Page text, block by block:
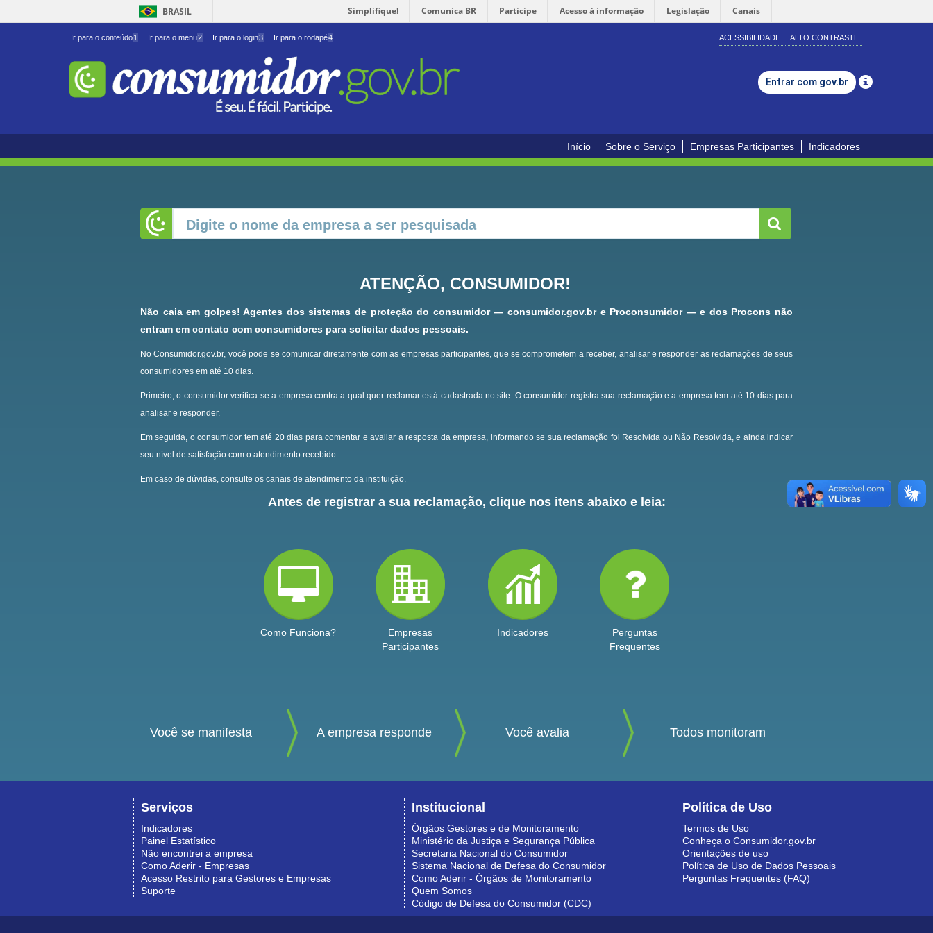
BRASIL Simplifique! Comunica BR Participe Acesso à informação Legislação Canais
Ir para o conteúdo1 Ir para o menu2 Ir para o login3 Ir para o rodapé4 ACESSIBILIDADE ALTO CONTRASTE
Entrar com gov.br
Início Sobre o Serviço Empresas Participantes Indicadores
ATENÇÃO, CONSUMIDOR!
Não caia em golpes! Agentes dos sistemas de proteção do consumidor — consumidor.gov.br e Proconsumidor — e dos Procons não
entram em contato com consumidores para solicitar dados pessoais.
No Consumidor.gov.br, você pode se comunicar diretamente com as empresas participantes, que se comprometem a receber, analisar e responder as reclamações de seus
consumidores em até 10 dias.
Primeiro, o consumidor verifica se a empresa contra a qual quer reclamar está cadastrada no site. O consumidor registra sua reclamação e a empresa tem até 10 dias para
analisar e responder.
Em seguida, o consumidor tem até 20 dias para comentar e avaliar a resposta da empresa, informando se sua reclamação foi Resolvida ou Não Resolvida, e ainda indicar
seu nível de satisfação com o atendimento recebido.
Em caso de dúvidas, consulte os canais de atendimento da instituição.
Antes de registrar a sua reclamação, clique nos itens abaixo e leia:
Como Funciona?
Empresas
Participantes
Indicadores
Perguntas
Frequentes
Você se manifesta A empresa responde Você avalia Todos monitoram
Serviços
Indicadores
Painel Estatístico
Não encontrei a empresa
Como Aderir - Empresas
Acesso Restrito para Gestores e Empresas
Suporte
Institucional
Órgãos Gestores e de Monitoramento
Ministério da Justiça e Segurança Pública
Secretaria Nacional do Consumidor
Sistema Nacional de Defesa do Consumidor
Como Aderir - Órgãos de Monitoramento
Quem Somos
Código de Defesa do Consumidor (CDC)
Política de Uso
Termos de Uso
Conheça o Consumidor.gov.br
Orientações de uso
Política de Uso de Dados Pessoais
Perguntas Frequentes (FAQ)